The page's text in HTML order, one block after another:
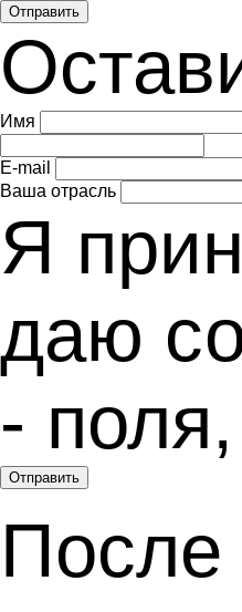
Отправить
Имя
E-mail
Ваша отрасль
Я
даю
-
Отправить
После